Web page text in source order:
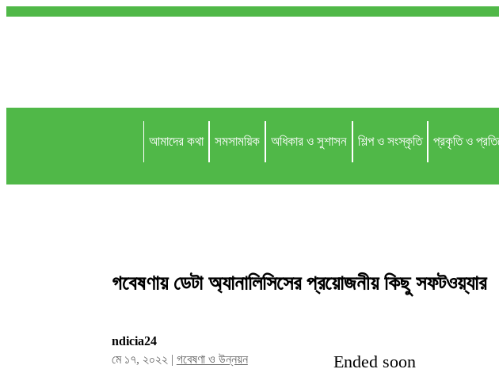
আমাদের কথা সমসাময়িক অধিকার ও সুশাসন শিল্প ও সংস্কৃতি প্রকৃতি ও
গবেষণায় ডেটা অ্যানালিসিসের প্রয়োজনীয় কিছু সফটওয়্যার
ndicia24
মে ১৭, ২০২২ | গবেষণা ও উন্নয়ন
Ended soon